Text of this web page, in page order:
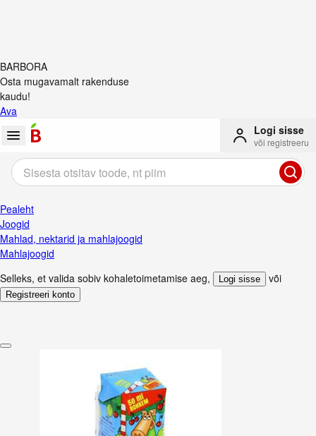
BARBORA
Osta mugavamalt rakenduse
kaudu!
Ava
Logi sisse
või registreeru
Pealeht
Joogid
Mahlad, nektarid ja mahlajoogid
Mahlajoogid
Selleks, et valida sobiv kohaletoimetamise aeg, Logi sisse või
Registreeri konto